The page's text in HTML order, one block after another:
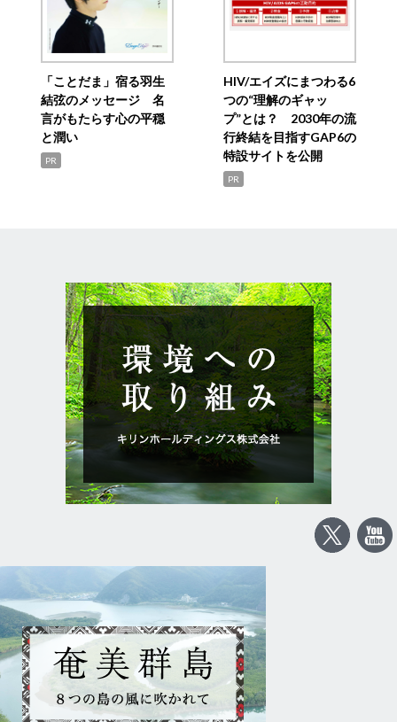
「ことだま」宿る羽生
結弦のメッセージ 名
言がもたらす心の平穏
と潤い
PR
HIV/エイズにまつわる6
つの“理解のギャッ
プ”とは？ 2030年の流
行終結を目指すGAP6の
特設サイトを公開
PR